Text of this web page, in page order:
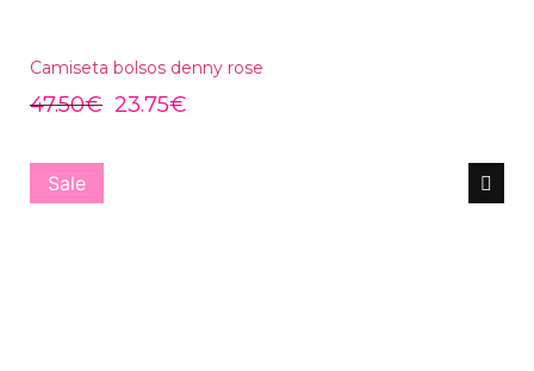
Camiseta bolsos denny rose
47.50€ 23.75€
Sale